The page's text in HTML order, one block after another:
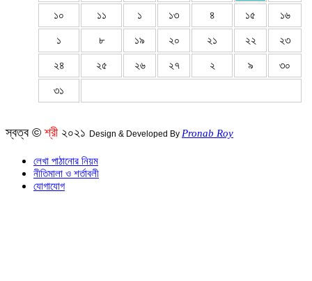
১০ ১১ ১ ১৩ ৪ ১৫ ১৬
১ ৮ ১৯ ২০ ২১ ২২ ২৩
২৪ ২৫ ২৬ ২৭ ২ ৯ ৩০
৩১
স্বত্ব ©শ্রী ২০২১ Design & Developed By Pronab Roy
লেখা পাঠানোর নিয়ম
নীতিমালা ও শর্তাবলী
যোগাযোগ